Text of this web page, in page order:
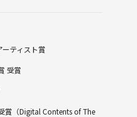
ティスト賞
受賞
賞（Digital Contents of The